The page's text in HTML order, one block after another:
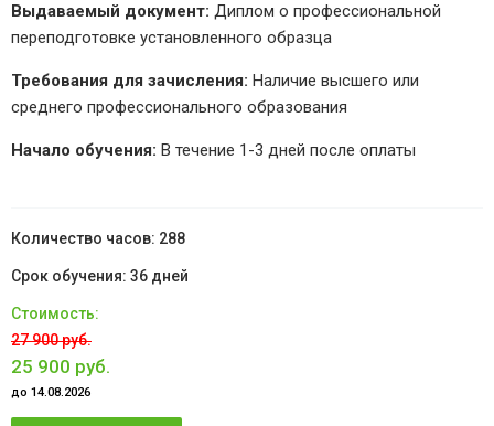
Выдаваемый документ: Диплом о профессиональной
переподготовке установленного образца
Требования для зачисления: Наличие высшего или
среднего профессионального образования
Начало обучения: В течение 1-3 дней после оплаты
288
36 дней
27 900 руб.
25 900 руб.
до 14.08.2026